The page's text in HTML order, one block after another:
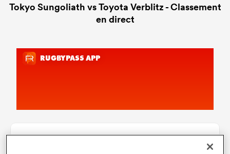
Tokyo Sungoliath vs Toyota Verblitz - Classement
en direct